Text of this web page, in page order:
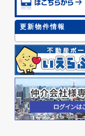
更新物件情報